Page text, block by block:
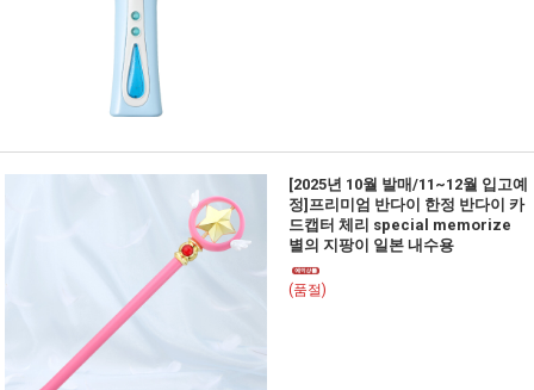
[2025년 10월 발매/11~12월 입고예
정]프리미엄 반다이 한정 반다이 카
드캡터 체리 special memorize
별의 지팡이 일본 내수용
(품절)